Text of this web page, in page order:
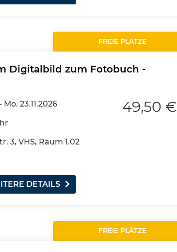
FREIE PLÄTZE
Digitalbild zum Fotobuch -
Mo. 23.11.2026
3, VHS, Raum 1.02
49,50 €
DETAILS
FREIE PLÄTZE